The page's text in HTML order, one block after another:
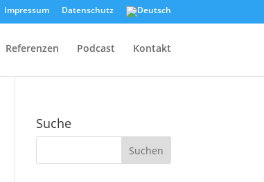
Impressum Datenschutz
Referenzen Podcast Kontakt
Suche